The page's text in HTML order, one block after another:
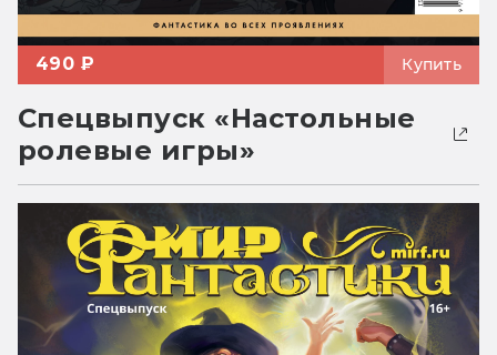
490 ₽ Купить
Спецвыпуск «Настольные
ролевые игры»